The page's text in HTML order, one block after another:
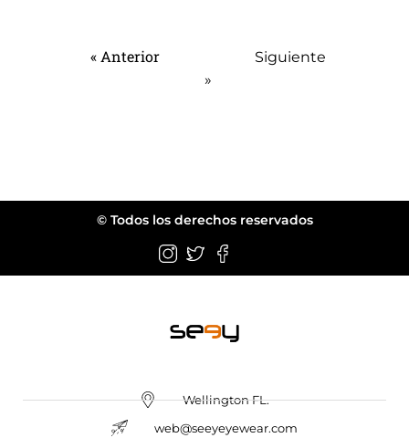
« Anterior
Siguiente
»
© Todos los derechos reservados
Wellington FL.
web@seeyeyewear.com